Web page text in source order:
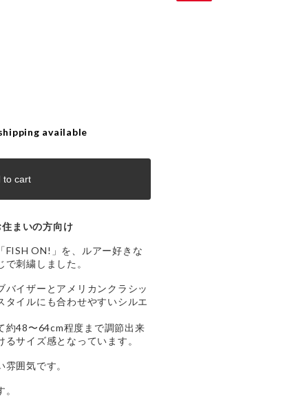
available
to cart
まいの方向け
FISH ON!」を、ルアー好きな
刺繍しました。
イザーとアメリカンクラシッ
タイルにも合わせやすいシルエ
約48〜64cm程度まで調節出来
サイズ感となっています。
囲気です。